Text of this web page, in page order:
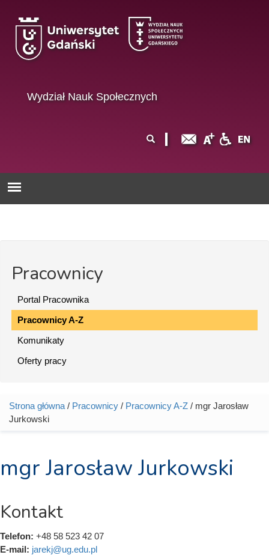
Wydział Nauk Społecznych
wyszukiwania
Pracownicy
Portal Pracownika
Pracownicy A-Z
Komunikaty
Oferty pracy
Jesteś tutaj
Strona główna / Pracownicy / Pracownicy A-Z / mgr Jarosław
Jurkowski
mgr Jarosław Jurkowski
Kontakt
Telefon: +48 58 523 42 07
E-mail: jarekj@ug.edu.pl